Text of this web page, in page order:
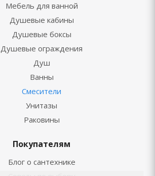
Мебель для ванной
Душевые кабины
Душевые боксы
Душевые ограждения
Душ
Ванны
Смесители
Унитазы
Раковины
Покупателям
Блог о сантехнике